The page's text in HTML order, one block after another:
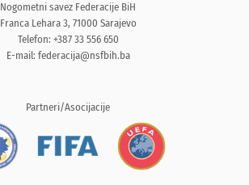
Nogometni savez Federacije BiH
Franca Lehara 3, 71000 Sarajevo
Telefon: +387 33 556 650
E-mail: federacija@nsfbih.ba
Partneri/Asocijacije